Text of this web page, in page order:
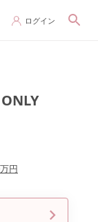
ログイン
万円